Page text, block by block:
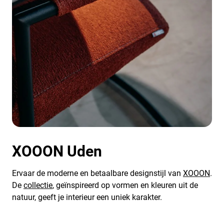
XOOON Uden
Ervaar de moderne en betaalbare designstijl van XOOON.
De collectie, geïnspireerd op vormen en kleuren uit de
natuur, geeft je interieur een uniek karakter.